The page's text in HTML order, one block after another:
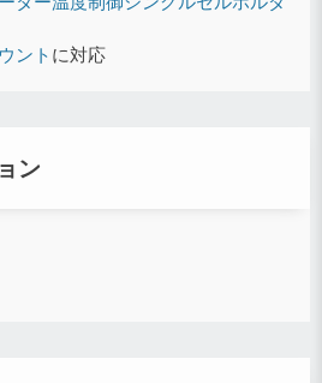
ント に対応
ン